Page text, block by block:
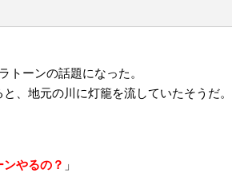
トーンの話題になった。
、地元の川に灯籠を流していたそうだ。
やるの？ 」